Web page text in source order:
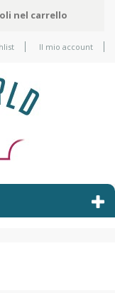
nel carrello
Il mio account